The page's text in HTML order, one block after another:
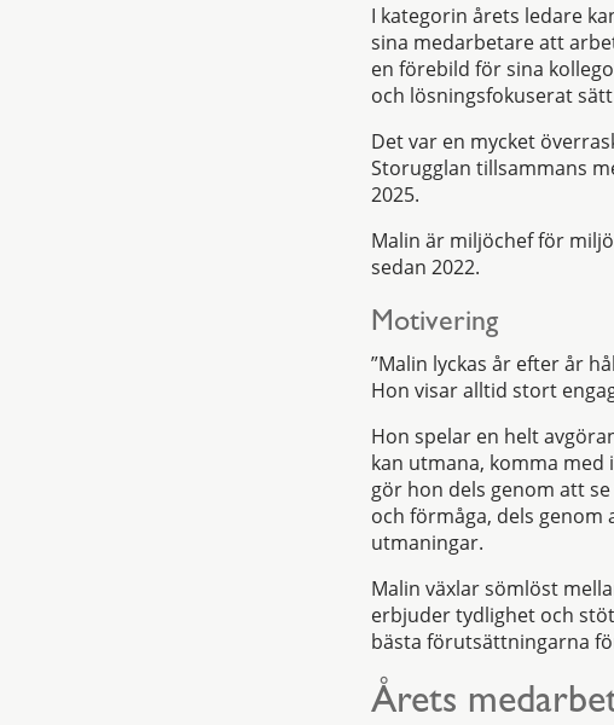
I kategorin årets ledare
sina medarbetare att
en förebild för sina
och lösningsfokuserat
Det var en mycket
Storugglan tillsammans
2025.
Malin är miljöchef för
sedan 2022.
Motivering
”Malin lyckas år efter år
Hon visar alltid stort
Hon spelar en helt
kan utmana, komma med
gör hon dels genom att
och förmåga, dels
utmaningar.
Malin växlar sömlöst
erbjuder tydlighet och
bästa förutsättningarna
Årets